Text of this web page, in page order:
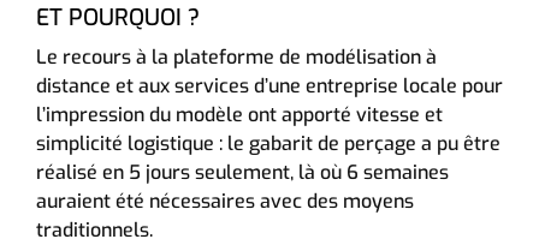
ET POURQUOI ?
Le recours à la plateforme de modélisation à
distance et aux services d’une entreprise locale pour
l’impression du modèle ont apporté vitesse et
simplicité logistique : le gabarit de perçage a pu être
réalisé en 5 jours seulement, là où 6 semaines
auraient été nécessaires avec des moyens
traditionnels.